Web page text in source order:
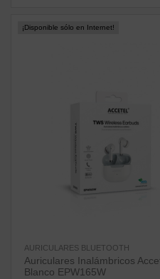
¡Disponible sólo en Internet!
AURICULARES BLUETOOTH
Auriculares Inalámbricos
Blanco EPW165W